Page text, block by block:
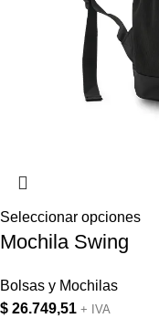
Seleccionar opciones
Mochila Swing
Bolsas y Mochilas
$ 26.749,51 + IVA